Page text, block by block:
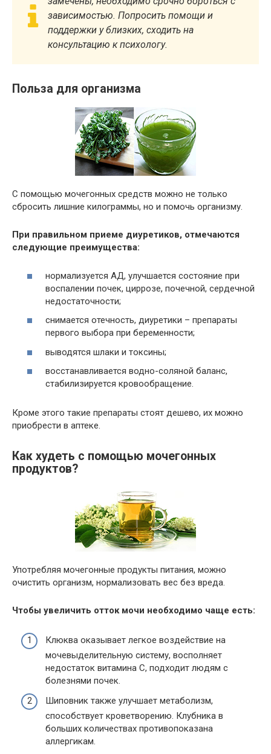
зависимостью. Попросить помощи и
поддержки у близких, сходить на
консультацию к психологу.
Польза для организма
С помощью мочегонных средств можно не только
сбросить лишние килограммы, но и помочь организму.
При правильном приеме диуретиков, отмечаются
следующие преимущества:
нормализуется АД, улучшается состояние при
воспалении почек, циррозе, почечной, сердечной
недостаточности;
снимается отечность, диуретики – препараты
первого выбора при беременности;
выводятся шлаки и токсины;
восстанавливается водно-соляной баланс,
стабилизируется кровообращение.
Кроме этого такие препараты стоят дешево, их можно
приобрести в аптеке.
Как худеть с помощью мочегонных
продуктов?
Употребляя мочегонные продукты питания, можно
очистить организм, нормализовать вес без вреда.
Чтобы увеличить отток мочи необходимо чаще есть:
Клюква оказывает легкое воздействие на
мочевыделительную систему, восполняет
недостаток витамина C, подходит людям с
болезнями почек.
Шиповник также улучшает метаболизм,
способствует кроветворению. Клубника в
больших количествах противопоказана
аллергикам.